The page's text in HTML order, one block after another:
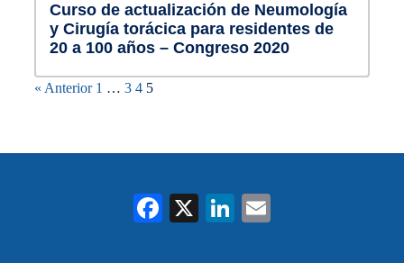
Curso de actualización de Neumología
y Cirugía torácica para residentes de
20 a 100 años – Congreso 2020
« Anterior 1 … 3 4 5
Fa
X
Li